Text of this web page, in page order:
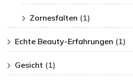
Zornesfalten (1)
Echte Beauty-Erfahrungen (1)
Gesicht (1)